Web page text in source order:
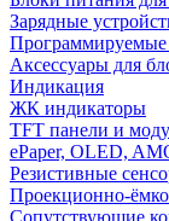
Зарядные
Программируемые
Аксессуары для
Индикация
ЖК индикаторы
TFT панели и
ePaper, OLED,
Резистивные
Проекционно-
Сопутствующие